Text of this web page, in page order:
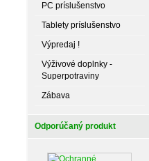
PC príslušenstvo
Tablety príslušenstvo
Výpredaj !
Výživové doplnky -
Superpotraviny
Zábava
Odporúčaný produkt